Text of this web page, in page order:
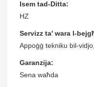
Isem tad-Ditta:
HZ
Servizz ta' wara l-
Appoġġ tekniku bil-
Garanzija:
Sena waħda